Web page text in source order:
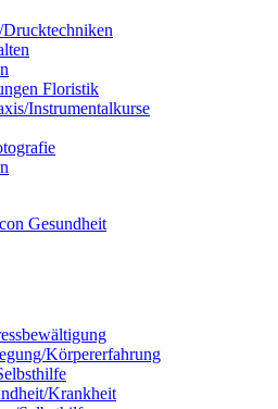
Floristik
Instrumentalkurse
Körpererfahrung
Krankheit